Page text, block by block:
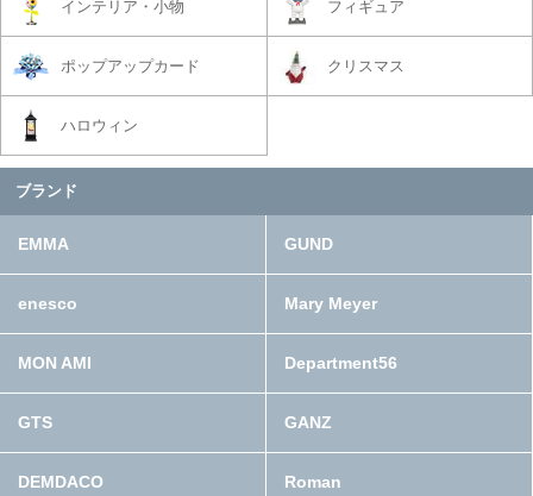
インテリア・小物 フィギュア
ポップアップカード クリスマス
ハロウィン
ブランド
EMMA GUND
enesco Mary Meyer
MON AMI Department56
GTS GANZ
DEMDACO Roman